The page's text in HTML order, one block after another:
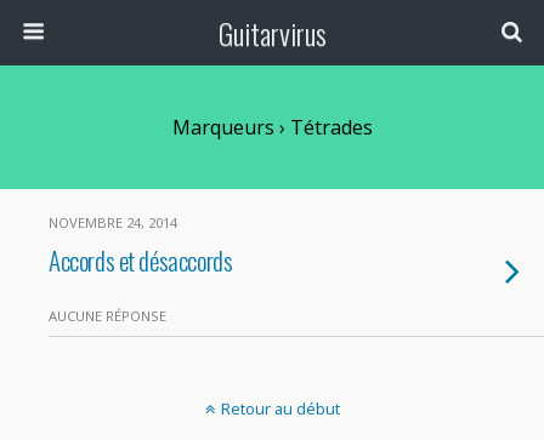
Guitarvirus
Marqueurs › Tétrades
NOVEMBRE 24, 2014
Accords et désaccords
AUCUNE RÉPONSE
Retour au début